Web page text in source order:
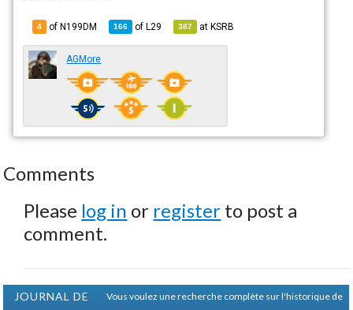
4 of N199DM 166 ofL29 387 atKSRB
AGMore
Comments
Please log in or register to post a
comment.
JOURNAL DE
Vous voulez une recherche complète sur l'historique de